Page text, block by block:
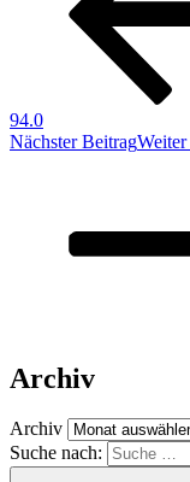
94.0
Nächster BeitragWeiter
Archiv
Archiv
Suche nach: